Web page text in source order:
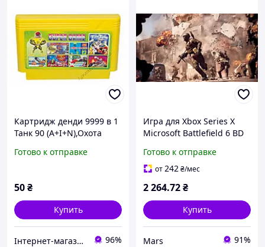
Картридж денди 9999 в 1
Танк 90 (A+I+N),Охота
Готово к отправке
50₴
Купить
Інтернет-магазин "Відео-гра" 96%
Игра для Xbox Series X
Microsoft Battlefield 6 BD
Готово к отправке
от242₴/мес
2 264.72₴
Купить
Mars 91%